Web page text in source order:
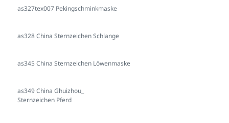
as327tex007 Pekingschminkmaske
as328 China Sternzeichen Schlange
as345 China Sternzeichen Löwenmaske
as349 China Ghuizhou_
Sternzeichen Pferd